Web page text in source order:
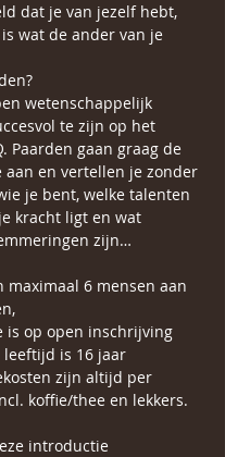
dat je van jezelf hebt,
wat de ander van je
wetenschappelijk
te zijn op het
Paarden gaan graag de
aan en vertellen je zonder
je bent, welke talenten
kracht ligt en wat
zijn…
maximaal 6 mensen aan
is op open inschrijving
is 16 jaar
zijn altijd per
koffie/thee en lekkers.
introductie